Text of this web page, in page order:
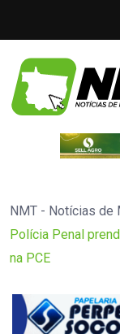
NMT - Notícias de
Polícia Penal
na PCE